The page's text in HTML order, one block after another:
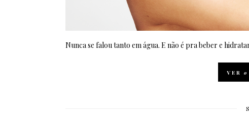
Nunca se falou tanto em água. E não é pra beber e
VER o